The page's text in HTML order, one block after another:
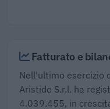
Fatturato e
Nell'ultimo esercizio
Aristide S.r.l. ha
4.039.455, in